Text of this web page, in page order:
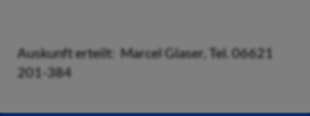
Auskunft erteilt: Marcel Glaser, Tel. 06621
201-384